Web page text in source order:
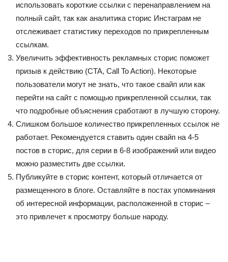
использовать короткие ссылки с перенаправлением на
полный сайт, так как аналитика сторис Инстаграм не
отслеживает статистику переходов по прикрепленным
ссылкам.
Увеличить эффективность рекламных сторис поможет
призыв к действию (CTA, Call To Action). Некоторые
пользователи могут не знать, что такое свайп или как
перейти на сайт с помощью прикрепленной ссылки, так
что подробные объяснения сработают в лучшую сторону.
Слишком большое количество прикрепленных ссылок не
работает. Рекомендуется ставить один свайп на 4-5
постов в сторис, для серии в 6-8 изображений или видео
можно разместить две ссылки.
Публикуйте в сторис контент, который отличается от
размещенного в блоге. Оставляйте в постах упоминания
об интересной информации, расположенной в сторис –
это привлечет к просмотру больше народу.